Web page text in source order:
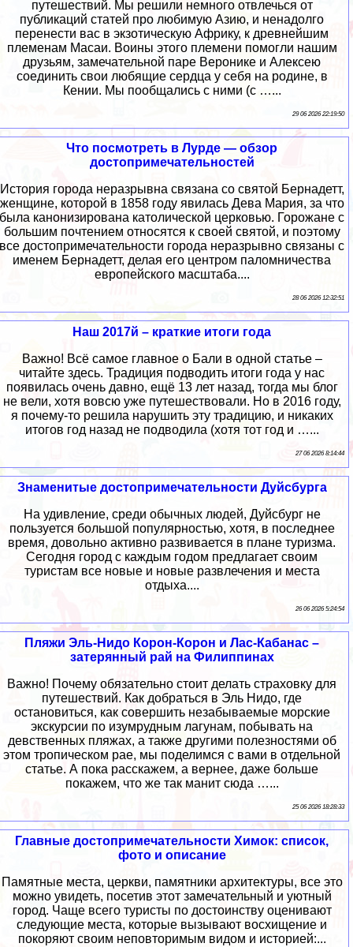
путешествий. Мы решили немного отвлечься от
публикаций статей про любимую Азию, и ненадолго
перенести вас в экзотическую Африку, к древнейшим
племенам Масаи. Воины этого племени помогли нашим
друзьям, замечательной паре Веронике и Алексею
соединить свои любящие сердца у себя на родине, в
Кении. Мы пообщались с ними (с …...
29 06 2026 22:19:50
Что посмотреть в Лурде — обзор
достопримечательностей
История города неразрывна связана со святой Бернадетт,
женщине, которой в 1858 году явилась Дева Мария, за что
была канонизирована католической церковью. Горожане с
большим почтением относятся к своей святой, и поэтому
все достопримечательности города неразрывно связаны с
именем Бернадетт, делая его центром паломничества
европейского масштаба....
28 06 2026 12:32:51
Наш 2017й – краткие итоги года
Важно! Всё самое главное о Бали в одной статье –
читайте здесь. Традиция подводить итоги года у нас
появилась очень давно, ещё 13 лет назад, тогда мы блог
не вели, хотя вовсю уже путешествовали. Но в 2016 году,
я почему-то решила нарушить эту традицию, и никаких
итогов год назад не подводила (хотя тот год и …...
27 06 2026 8:14:44
Знаменитые достопримечательности Дуйсбурга
На удивление, среди обычных людей, Дуйсбург не
пользуется большой популярностью, хотя, в последнее
время, довольно активно развивается в плане туризма.
Сегодня город с каждым годом предлагает своим
туристам все новые и новые развлечения и места
отдыха....
26 06 2026 5:24:54
Пляжи Эль-Нидо Корон-Корон и Лас-Кабанас –
затерянный рай на Филиппинах
Важно! Почему обязательно стоит делать страховку для
путешествий. Как добраться в Эль Нидо, где
остановиться, как совершить незабываемые морские
экскурсии по изумрудным лагунам, побывать на
девственных пляжах, а также другими полезностями об
этом тропическом рае, мы поделимся с вами в отдельной
статье. А пока расскажем, а вернее, даже больше
покажем, что же так манит сюда …...
25 06 2026 18:28:33
Главные достопримечательности Химок: список,
фото и описание
Памятные места, церкви, памятники архитектуры, все это
можно увидеть, посетив этот замечательный и уютный
город. Чаще всего туристы по достоинству оценивают
следующие места, которые вызывают восхищение и
покоряют своим неповторимым видом и историей:...